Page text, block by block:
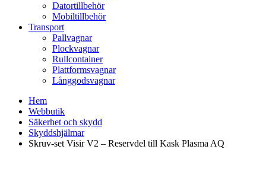
Datortillbehör
Mobiltillbehör
Transport
Pallvagnar
Plockvagnar
Rullcontainer
Plattformsvagnar
Långgodsvagnar
Hem
Webbutik
Säkerhet och skydd
Skyddshjälmar
Skruv-set Visir V2 – Reservdel till Kask Plasma AQ